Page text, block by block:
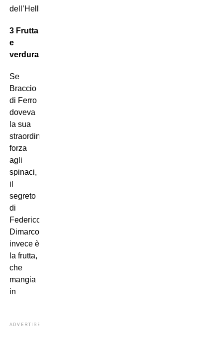
dell’Hellas…
3 Frutta
e
verdura
Se
Braccio
di Ferro
doveva
la sua
straordinaria
forza
agli
spinaci,
il
segreto
di
Federico
Dimarco
invece è
la frutta,
che
mangia
in
ADVERTISEMENT